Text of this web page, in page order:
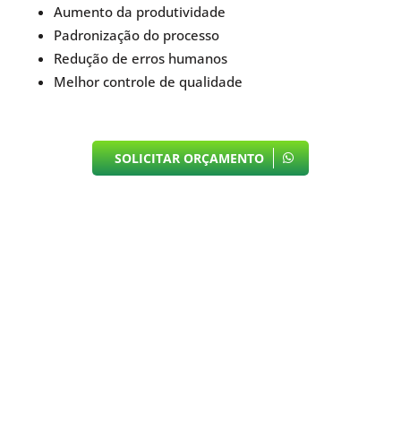
Aumento da produtividade
Padronização do processo
Redução de erros humanos
Melhor controle de qualidade
SOLICITAR ORÇAMENTO